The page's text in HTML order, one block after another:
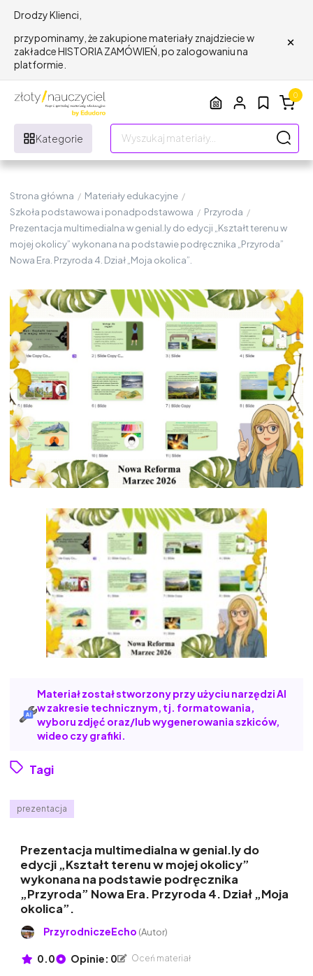
Drodzy Klienci,
przypominamy, że zakupione materiały znajdziecie w
zakładce HISTORIA ZAMÓWIEŃ, po zalogowaniu na
platformie.
×
Kategorie
0
Strona główna / Materiały edukacyjne /
Szkoła podstawowa i ponadpodstawowa / Przyroda /
Prezentacja multimedialna w genial.ly do edycji „Kształt terenu w
mojej okolicy” wykonana na podstawie podręcznika „Przyroda”
Nowa Era. Przyroda 4. Dział „Moja okolica”.
Materiał został stworzony przy użyciu narzędzi AI
w zakresie technicznym, tj. formatowania,
wyboru zdjęć oraz/lub wygenerowania szkiców,
wideo czy grafiki.
Tagi
prezentacja
Prezentacja multimedialna w genial.ly do
edycji „Kształt terenu w mojej okolicy”
wykonana na podstawie podręcznika
„Przyroda” Nowa Era. Przyroda 4. Dział „Moja
okolica”.
PrzyrodniczeEcho (Autor)
0.0 Opinie: 0 Oceń materiał